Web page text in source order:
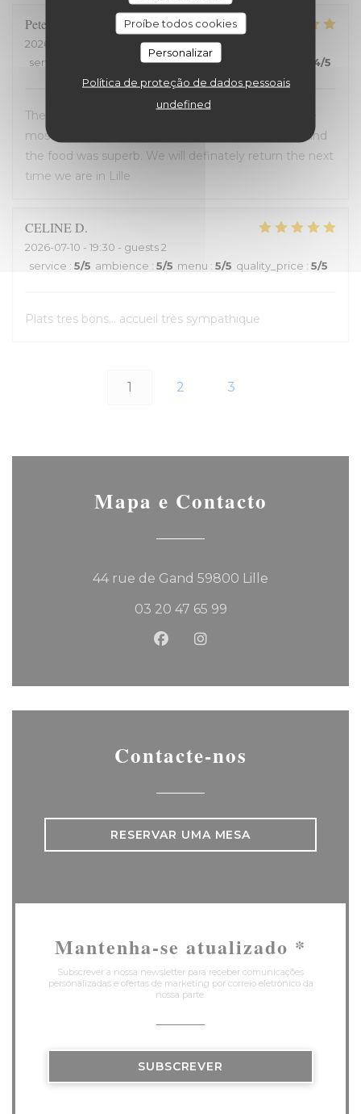
Proíbe todos cookies
Personalizar
Política de proteção de dados pessoais
undefined
Peter
2026-07-12
- 14:00 - guests 2
service
ambience:5/5 menu:5 4/5
The entire experience was wonderful: the staff were
most helpful, the ambiance was “Old Lille” charm, and
the food was superb. We will definately return the next
time we are in Lille
CELINED
2026-07-10 - 19:30 - guests 2
service : 5/5 ambience : 5/5 menu : 5/5 quality_price : 5/5
Plats tres bons... accueil très sympathique
1 2 3
Mapa e Contacto
44 rue de Gand 59800 Lille
03 20 47 65 99
Facebook ((abre numa
Instagram ((abre
Contacte-nos
RESERVAR UMA MESA
Mantenha-se atualizado *
Subscrever a nossa newsletter para receber comunicações
personalizadas e ofertas de marketing por correio eletrónico da
nossa parte.
SUBSCREVER